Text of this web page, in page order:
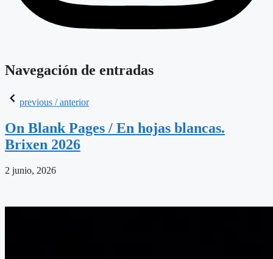
Navegación de entradas
previous / anterior
On Blank Pages / En hojas blancas.
Brixen 2026
2 junio, 2026